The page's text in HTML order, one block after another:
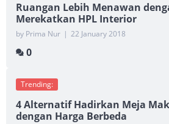
Ruangan Lebih Menawan
Merekatkan HPL Interior
by Prima Nur | 22 January 2018
0
Trending:
4 Alternatif Hadirkan Meja
dengan Harga Berbeda